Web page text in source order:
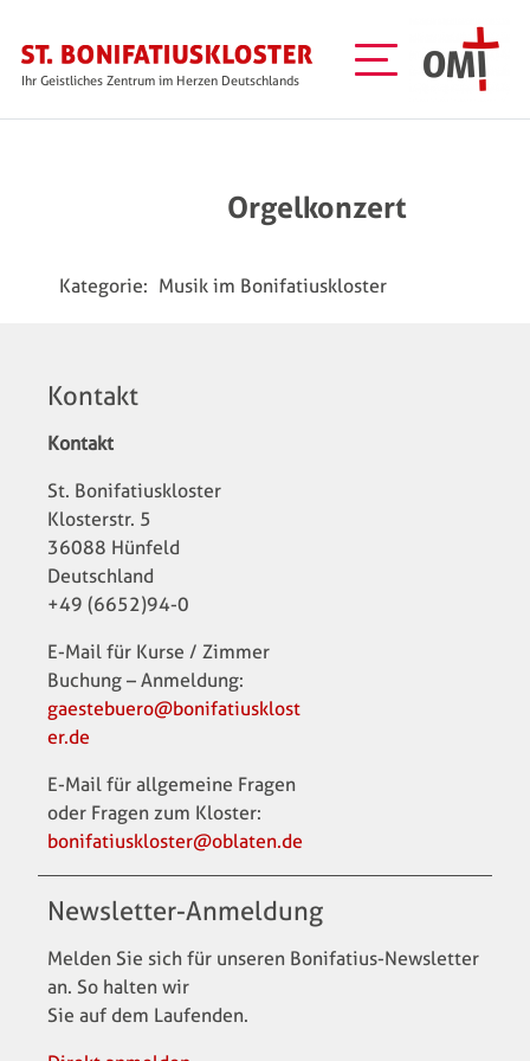
Ihr Geistliches Zentrum im Herzen Deutschlands
Orgelkonzert
Kategorie: Musik im Bonifatiuskloster
Kontakt
Kontakt
St. Bonifatiuskloster
Klosterstr. 5
36088 Hünfeld
Deutschland
+49 (6652)94-0
E-Mail für Kurse / Zimmer
Buchung – Anmeldung:
gaestebuero@bonifatiusklost
er.de
E-Mail für allgemeine Fragen
oder Fragen zum Kloster:
bonifatiuskloster@oblaten.de
Newsletter-Anmeldung
Melden Sie sich für unseren Bonifatius-Newsletter
an. So halten wir
Sie auf dem Laufenden.